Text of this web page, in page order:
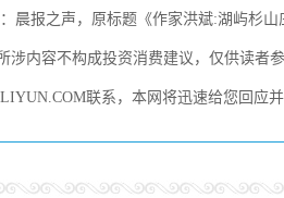
晨报之声，原标题《作家洪斌:湖屿杉
涉内容不构成投资消费建议，仅供读者
联系，本网将迅速给您回应